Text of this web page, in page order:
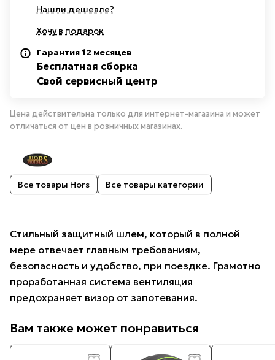
Нашли дешевле?
Хочу в подарок
Гарантия 12 месяцев
Бесплатная сборка
Свой сервисный центр
Цена действительна только для интернет-магазина и может
отличаться от цен в розничных магазинах.
Все товары Hors Все товары категории
Стильный защитный шлем, который в полной
мере отвечает главным требованиям,
безопасность и удобство, при поездке. Грамотно
проработанная система вентиляция
предохраняет визор от запотевания.
Вам также может понравиться